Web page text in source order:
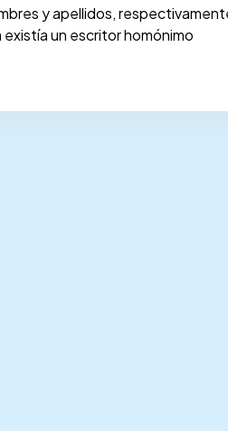
y apellidos,
un escritor homónimo